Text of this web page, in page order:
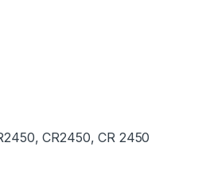
CR2450, CR 2450